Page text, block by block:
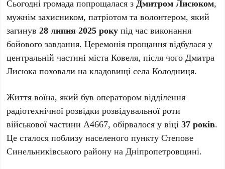
Сьогодні громада попрощалася зДмитром Лисюком,
мужнім захисником, патріотом та волонтером, який
загинув28 липня 2025 року під час виконання
бойового завдання. Церемонія прощання відбулася у
центральній частині міста Ковеля, після чого Дмитра
Лисюка поховали на кладовищі села Колодниця.
Життя воїна, який був оператором відділення
радіотехнічної розвідки розвідувальної роти
військової частини А4667, обірвалося у віці37 років.
Це сталося поблизу населеного пункту Степове
Синельниківського району на Дніпропетровщині.